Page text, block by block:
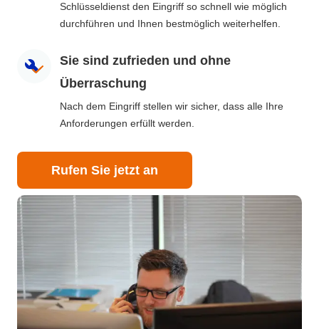
Schlüsseldienst den Eingriff so schnell wie möglich
durchführen und Ihnen bestmöglich weiterhelfen.
Sie sind zufrieden und ohne
Überraschung
Nach dem Eingriff stellen wir sicher, dass alle Ihre
Anforderungen erfüllt werden.
Rufen Sie jetzt an